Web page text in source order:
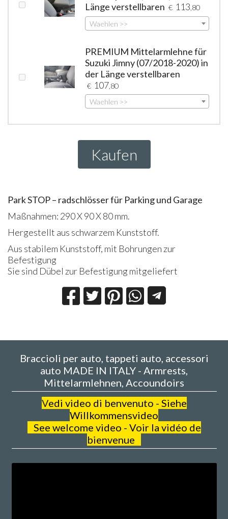
Länge verstellbaren € 113 ,80
Waehlen >>
PREMIUM Mittelarmlehne für
Suzuki Jimny (07/2018-2020) in
der Länge verstellbaren
€ 107 ,80
Waehlen >>
Kaufen
ParkSTOP– radschlösser für Parking und Garage
Maßnahmen: 290 X 90 X 80 mm.
Hergestellt aus schwarzem Kunststoff.
Aus stabilem Kunststoff, mit Bohrungen zur
Befestigung
Sie sind Dübel zur Befestigung mitgeliefert
Braccioli per auto, tappeti auto, accessori
auto MADE IN ITALY - Armrests,
Mittelarmlehnen, Accoundoirs
Vedi video di benvenuto - Siehe
Willkommensvideo
See welcome video - Voir la vidéo de
bienvenue